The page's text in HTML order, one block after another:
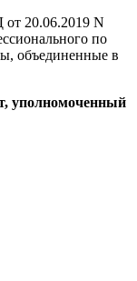
от 20.06.2019 N
по
объединенные в
уполномоченный